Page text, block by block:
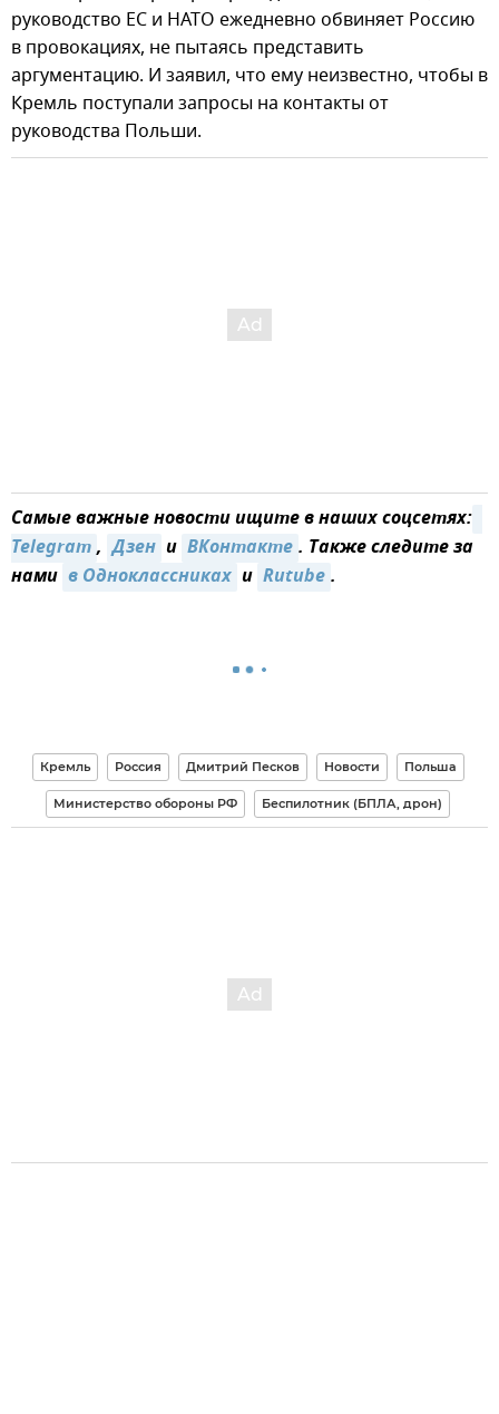
руководство ЕС и НАТО ежедневно обвиняет Россию
в провокациях, не пытаясь представить
аргументацию. И заявил, что ему неизвестно, чтобы в
Кремль поступали запросы на контакты от
руководства Польши.
Самые важные новости ищите в наших соцсетях:
Telegram, Дзен и ВКонтакте. Также следите за
нами в Одноклассниках и Rutube.
Кремль Россия Дмитрий Песков Новости Польша
Министерство обороны РФ Беспилотник (БПЛА, дрон)